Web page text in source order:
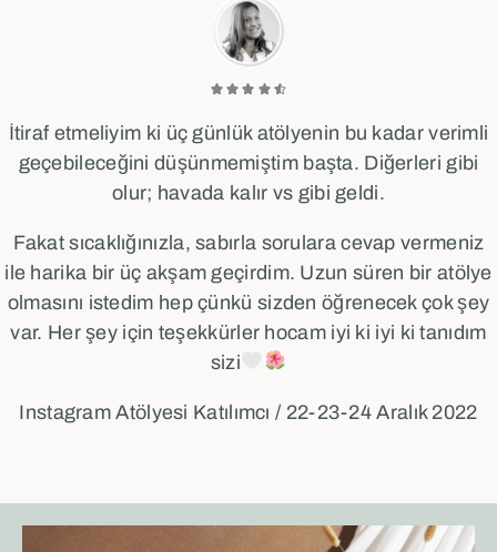
    
İtiraf etmeliyim ki üç günlük atölyenin bu kadar verimli
geçebileceğini düşünmemiştim başta. Diğerleri gibi
olur; havada kalır vs gibi geldi.
Fakat sıcaklığınızla, sabırla sorulara cevap vermeniz
ile harika bir üç akşam geçirdim. Uzun süren bir atölye
olmasını istedim hep çünkü sizden öğrenecek çok şey
var. Her şey için teşekkürler hocam iyi ki iyi ki tanıdım
sizi
Instagram Atölyesi Katılımcı / 22-23-24 Aralık 2022